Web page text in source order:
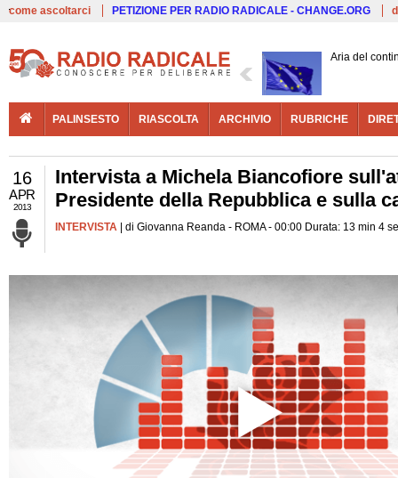
come ascoltarci PETIZIONE PER RADIO RADICALE - CHANGE.ORG
Aria del
PALINSESTO RIASCOLTA ARCHIVIO RUBRICHE
16
APR
2013
Intervista a Michela Biancofiore
Presidente della Repubblica e sulla
INTERVISTA | di Giovanna Reanda - ROMA - 00:00 Durata: 13 min 4